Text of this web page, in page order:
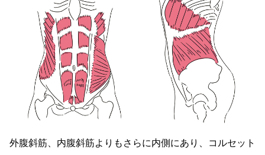
外腹斜筋、内腹斜筋よりもさらに内側にあり、コルセット